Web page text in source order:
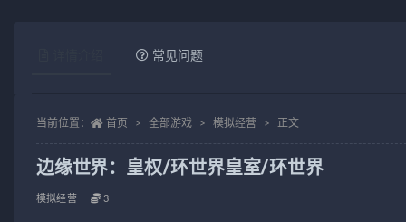
常见问题
当前位置： 首页 全部游戏 模拟经营 正文
边缘世界：皇权/环世界皇室/环世界
模拟经营 3